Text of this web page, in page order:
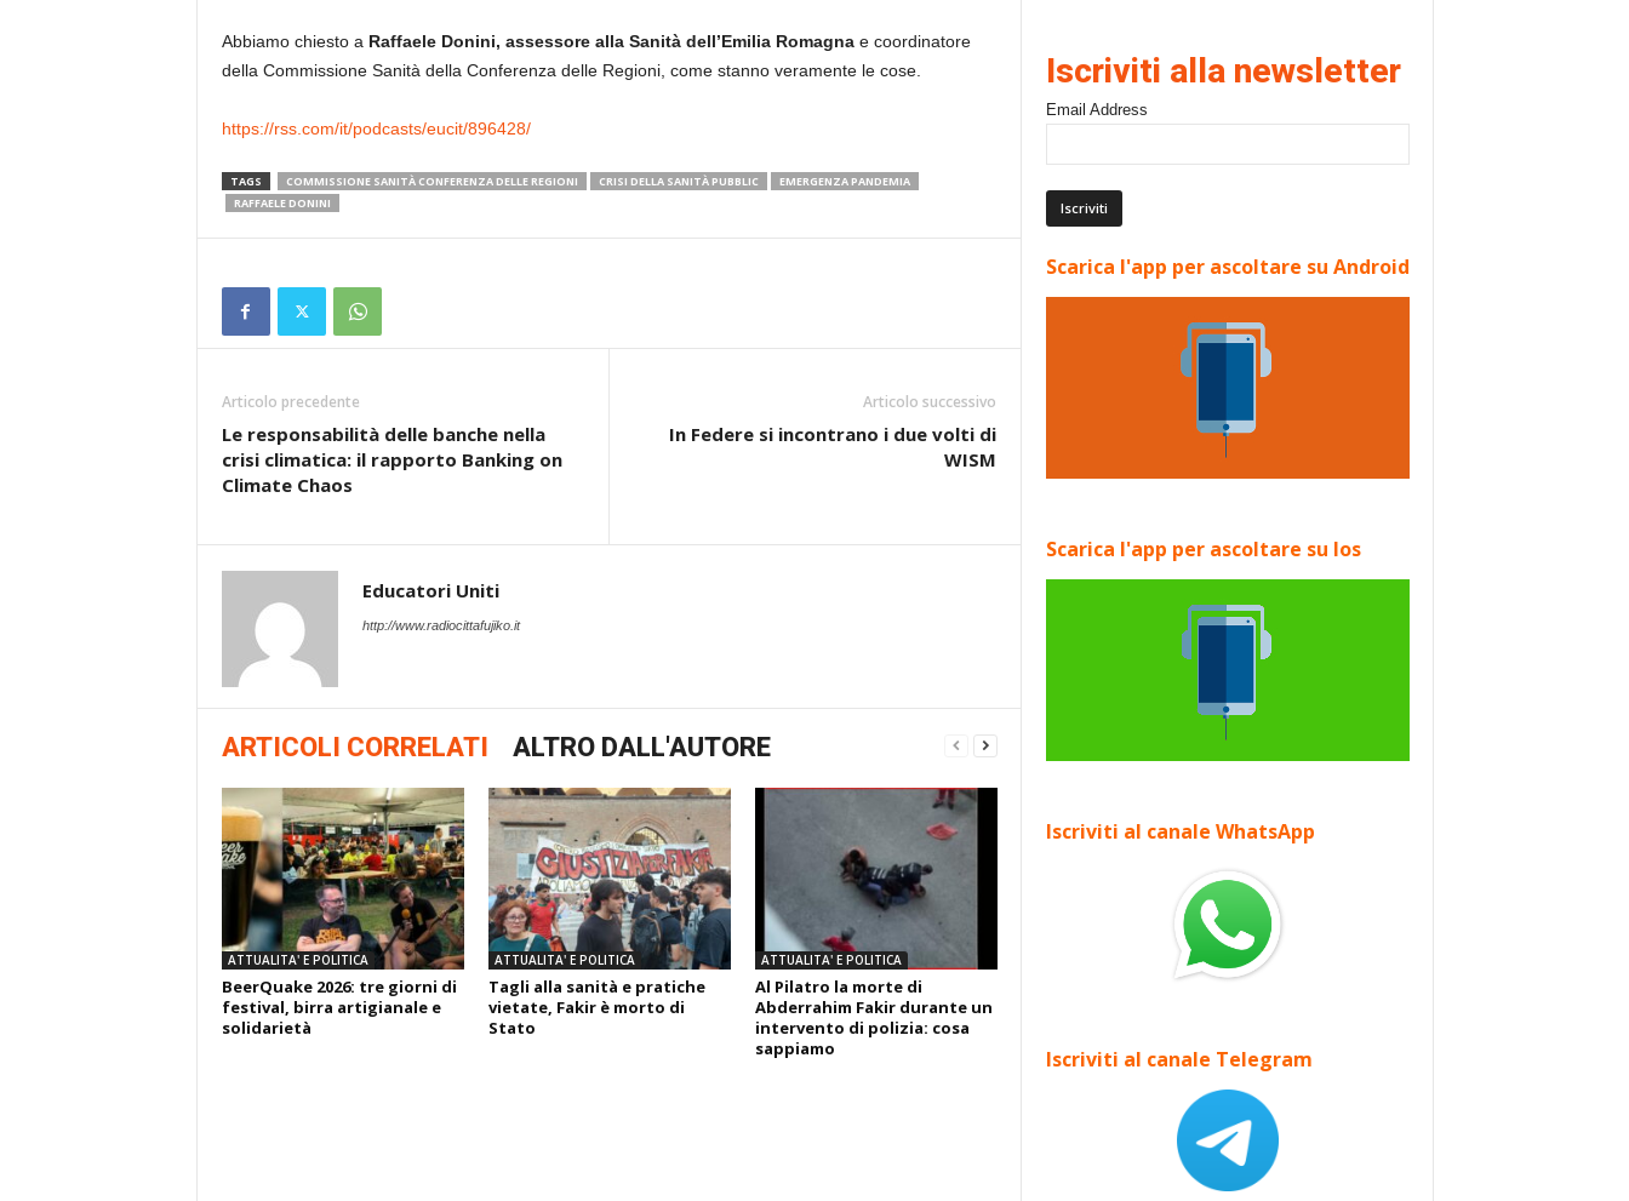
Abbiamo chiesto a Raffaele Donini, assessore alla Sanità dell’Emilia Romagnae coordinatore
della Commissione Sanità della Conferenza delle Regioni, come stanno veramente le cose.
https://rss.com/it/podcasts/eucit/896428/
TAGS COMMISSIONE SANITÀ CONFERENZA DELLE REGIONI CRISI DELLA SANITÀ PUBBLIC
EMERGENZA PANDEMIA
RAFFAELE DONINI
Articolo precedente
Le responsabilità delle banche nella
crisi climatica: il rapporto Banking on
Climate Chaos
Articolo successivo
In Federe si incontrano i due volti di
WISM
Educatori Uniti
http://www.radiocittafujiko.it
ARTICOLI CORRELATI ALTRO DALL'AUTORE
ATTUALITA' E POLITICA
BeerQuake 2026: tre giorni di
festival, birra artigianale e
solidarietà
ATTUALITA' E POLITICA
Tagli alla sanità e pratiche
vietate, Fakir è morto di
Stato
ATTUALITA' E POLITICA
Al Pilatro la morte di
Abderrahim Fakir durante un
intervento di polizia: cosa
sappiamo
Iscriviti alla newsletter
Email Address
Scarica l'app per ascoltare su Android
Scarica l'app per ascoltare su Ios
Iscriviti al canale WhatsApp
Iscriviti al canale Telegram